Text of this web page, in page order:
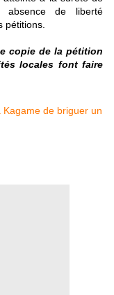
absence de liberté
pétitions.
copie de la pétition
locales font faire